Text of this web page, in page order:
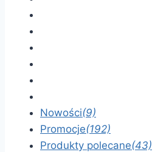
Nowości(9)
Promocje(192)
Produkty polecane(43)